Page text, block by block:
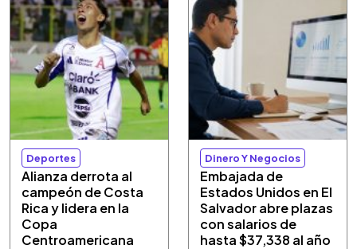
Deportes
Alianza derrota al
campeón de Costa
Rica y lidera en la
Copa
Centroamericana
Dinero Y Negocios
Embajada de
Estados Unidos en El
Salvador abre plazas
con salarios de
hasta $37,338 al año